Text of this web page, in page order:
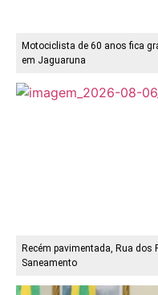
Motociclista de 60 anos fica
em Jaguaruna
Recém pavimentada, Rua dos
Saneamento